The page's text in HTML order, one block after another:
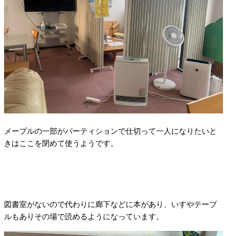
メープルの一部がパーティションで仕切って一人になりたいと
きはここを閉めて使うようです。
図書室がないので代わりに廊下などに本があり、いすやテーブ
ルもありその場で読めるようになっています。